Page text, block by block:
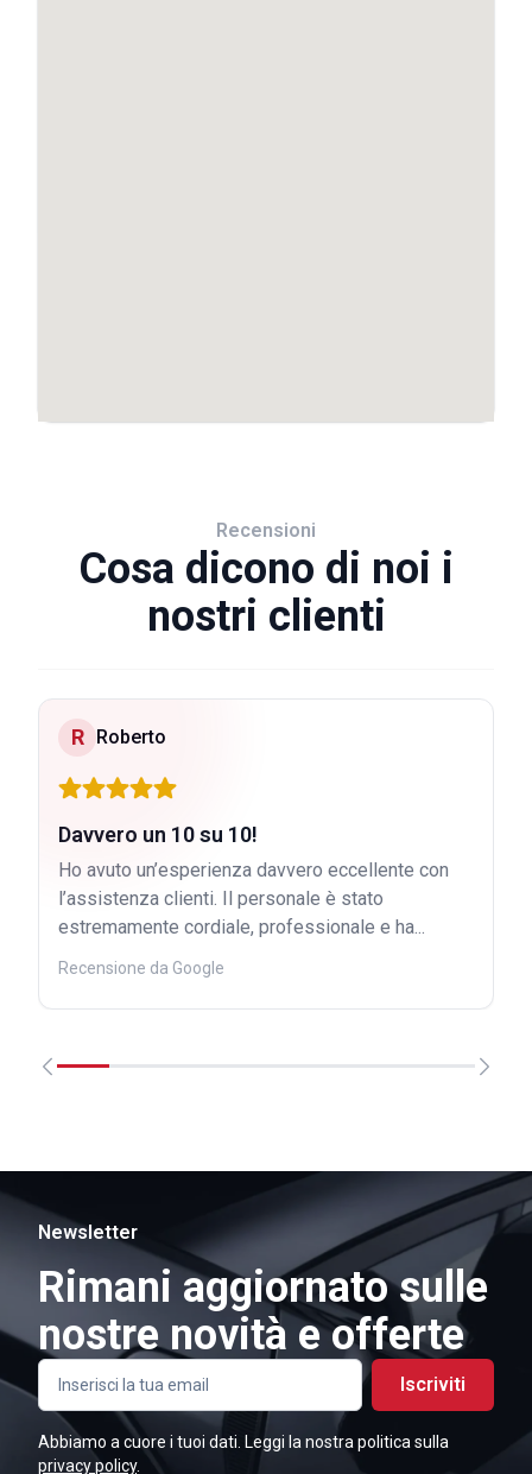
Recensioni
Cosa dicono di noi i
nostri clienti
R Roberto
Davvero un 10 su 10!
Ho avuto un’esperienza davvero eccellente con
l’assistenza clienti. Il personale è stato
estremamente cordiale, professionale e ha...
Recensione da Google
Newsletter
Rimani aggiornato sulle
nostre novità e offerte
Iscriviti
Abbiamo a cuore i tuoi dati. Leggi la nostra politica sulla
privacy policy.